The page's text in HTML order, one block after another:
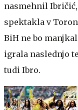
nasmehnil
spektakla v
BiH ne bo
igrala naslednjo
tudi Ibro.